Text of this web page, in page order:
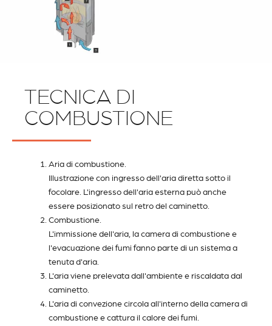
TECNICA DI
COMBUSTIONE
Aria di combustione.
Illustrazione con ingresso dell'aria diretta sotto il
focolare. L'ingresso dell'aria esterna può anche
essere posizionato sul retro del caminetto.
Combustione.
L'immissione dell'aria, la camera di combustione e
l'evacuazione dei fumi fanno parte di un sistema a
tenuta d'aria.
L'aria viene prelevata dall'ambiente e riscaldata dal
caminetto.
L'aria di convezione circola all'interno della camera di
combustione e cattura il calore dei fumi.